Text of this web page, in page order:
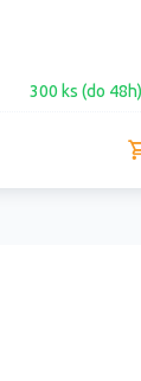
300 ks (do 48h)